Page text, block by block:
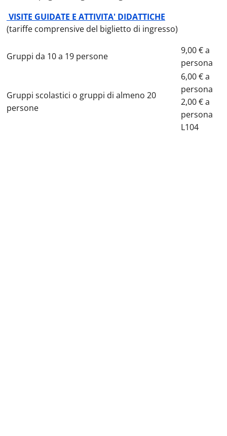
VISITE GUIDATE E ATTIVITA' DIDATTICHE
(tariffe comprensive del biglietto di ingresso)
Gruppi da 10 a 19 persone
9,00 € a
persona
Gruppi scolastici o gruppi di almeno 20
persone
6,00 € a
persona
2,00 € a
persona
L104